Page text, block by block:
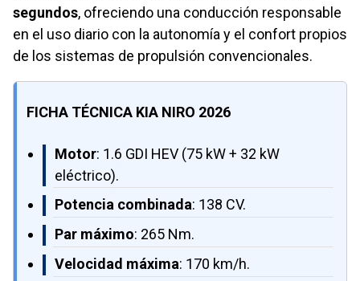
segundos, ofreciendo una conducción responsable
en el uso diario con la autonomía y el confort propios
de los sistemas de propulsión convencionales.
FICHA TÉCNICA KIA NIRO 2026
Motor: 1.6 GDI HEV (75 kW + 32 kW
eléctrico).
Potencia combinada: 138 CV.
Par máximo: 265 Nm.
Velocidad máxima: 170 km/h.